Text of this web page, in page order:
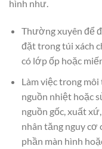
hình như.
Thường xuyên để
đặt trong túi xách
có lớp ốp hoặc
Làm việc trong
nguồn nhiệt hoặc
nguồn gốc, xuất
nhân tăng nguy cơ
phần màn hình